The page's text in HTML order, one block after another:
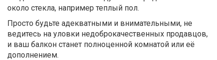
около стекла, например теплый пол.
Просто будьте адекватными и внимательными, не
ведитесь на уловки недоброкачественных продавцов,
и ваш балкон станет полноценной комнатой или её
дополнением.